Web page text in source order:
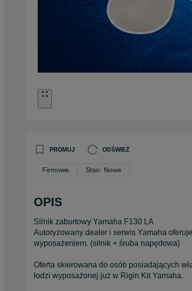
PROMUJ ODŚWIEŻ
Firmowe Stan: Nowe
OPIS
Silnik zaburtowy Yamaha F130 LA
Autoryzowany dealer i serwis Yamaha
wyposażeniem. (silnik + śruba napędowa)
Oferta skierowana do osób posiadających
łodzi wyposażonej już w Rigin Kit Yamaha.